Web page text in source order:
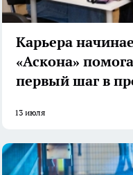
Карьера
«Аскона»
первый шаг в
13 июля